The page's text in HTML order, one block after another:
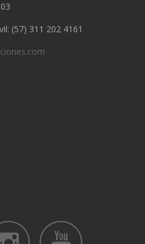
(57) 311 202 4161